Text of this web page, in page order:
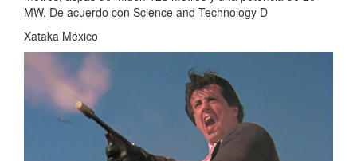
MW. De acuerdo con Science and Technology D
Xataka México